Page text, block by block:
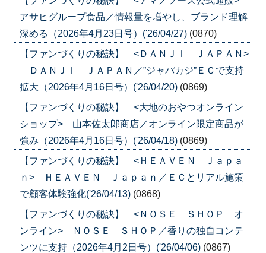
アサヒグループ食品／情報量を増やし、ブランド理解
深める（2026年4月23日号）('26/04/27) (0870)
【ファンづくりの秘訣】 <ＤＡＮＪＩ ＪＡＰＡＮ>
ＤＡＮＪＩ ＪＡＰＡＮ／”ジャパカジ”ＥＣで支持
拡大（2026年4月16日号）('26/04/20) (0869)
【ファンづくりの秘訣】 <大地のおやつオンライン
ショップ> 山本佐太郎商店／オンライン限定商品が
強み（2026年4月16日号）('26/04/18) (0869)
【ファンづくりの秘訣】 <ＨＥＡＶＥＮ Ｊａｐａ
ｎ> ＨＥＡＶＥＮ Ｊａｐａｎ／ＥＣとリアル施策
で顧客体験強化('26/04/13) (0868)
【ファンづくりの秘訣】 <ＮＯＳＥ ＳＨＯＰ オ
ンライン> ＮＯＳＥ ＳＨＯＰ／香りの独自コンテ
ンツに支持（2026年4月2日号）('26/04/06) (0867)